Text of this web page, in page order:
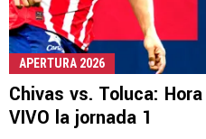
APERTURA 2026
Chivas vs. Toluca:
VIVO la jornada 1